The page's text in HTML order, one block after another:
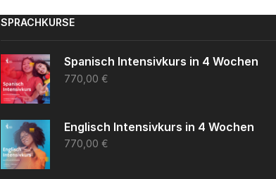
SPRACHKURSE
Spanisch Intensivkurs in 4 Wochen
770,00 €
Englisch Intensivkurs in 4 Wochen
770,00 €